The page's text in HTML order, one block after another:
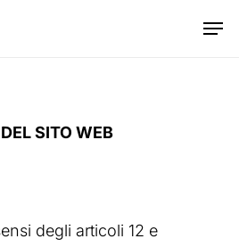
SITO WEB
degli articoli 12 e